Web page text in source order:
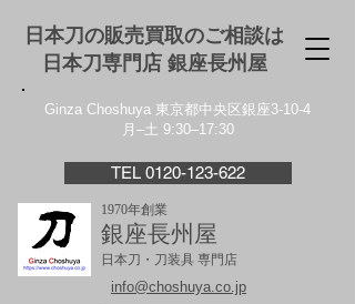
日本刀の販売買取のご相談は
日本刀専門店 銀座⻑州屋
Ginza Choshuya 東京都中央区銀座3-10-4
月–土 9:30–17:30
TEL 0120-123-622
1970年創業
銀座長州屋
日本刀・刀装具 専門店
info@choshuya.co.jp